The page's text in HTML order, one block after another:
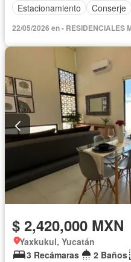
Estacionamiento
Conserje
22/05/2026 en - RESIDENCIALES
$ 2,420,000 MXN
Yaxkukul, Yucatán
3 Recámaras
2 Baños